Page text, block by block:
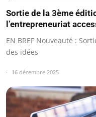
Sortie de la 3ème
l’entrepreneuriat
EN BREF Nouveauté :
des idées
16 décembre 2025